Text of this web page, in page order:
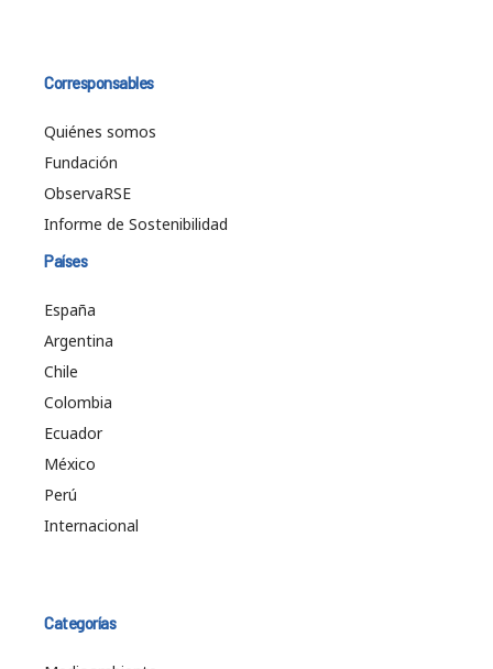
Corresponsables
Quiénes somos
Fundación
ObservaRSE
Informe de Sostenibilidad
Países
España
Argentina
Chile
Colombia
Ecuador
México
Perú
Internacional
Categorías